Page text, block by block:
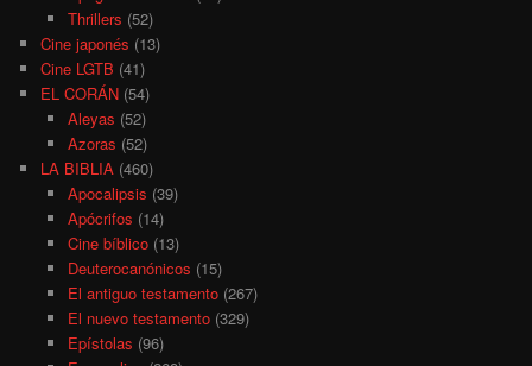
Thrillers (52)
Cine japonés (13)
Cine LGTB (41)
EL CORÁN (54)
Aleyas (52)
Azoras (52)
LA BIBLIA (460)
Apocalipsis (39)
Apócrifos (14)
Cine bíblico(13)
Deuterocanónicos (15)
El antiguo testamento(267)
El nuevo testamento(329)
Epístolas (96)